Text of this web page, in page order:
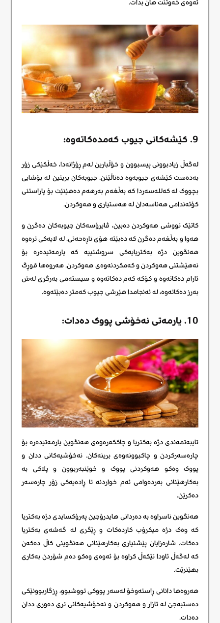
ئەوەی خەوتنت هان بدات.
9. کێشەکانی جیوب کەمدەکاتەوە:
لەگەڵ زیادبوونی پیسبوون و خۆڵبارین لەم ڕۆژانەدا، خەڵکێکی زۆر
بەدەست کێشەی جیوبەوە دەناڵێنن. جیوبەکان بریتین لە بۆشایی
بچووک لە کەللەسەردا کە بەڵغەم بەرهەم دەهێنێت بۆ پاراستنی
کۆئەندامی هەناسەدان لە هەستیاری و هەوکردن.
کاتێک تووشی هەوکردن دەبین، ڤایرۆسەکان جیوبەکان دەگرن و
هەوا و بەڵغەم دەگرن کە دەبێتە هۆی ناڕەحەتی. لە لایەکی ترەوە
هەنگوین دژە بەکتریایەکی سروشتییە کە یارمەتیدەرە بۆ
نەهێشتنی هەوکردن و کەمکردنەوەی هەوکردن. هەروەها قوڕگ
ئارام دەکاتەوە و کۆکە کەم دەکاتەوە و سیستەمی بەرگری لەش
بەرز دەکاتەوە، لە ئەنجامدا هێرشی جیوب کەمتر دەبێتەوە.
10. یارمەتی نەخۆشی پووک دەدات:
تایبەتمەندی دژە بەکتریا و چاککەرەوەی هەنگوین یارمەتیدەرە بۆ
چارەسەرکردن و چاکبوونەوەی برینەکان. نەخۆشیەکانی ددان و
پووک وەکو هەوکردنی پووک و خوێنبەربوون و پلاکی بە
بەکارهێنانی بەردەوامی ئەم خواردنە تا ڕادەیەکی زۆر چارەسەر
دەکرێن.
هەنگوین ناسراوە بە دەردانی هایدرۆجین پەرۆکسایدی دژە بەکتریا
کە وەک دژە میکرۆب کاردەکات و ڕێگری لە گەشەی بەکتریا
دەکات. شارەزایان پێشنیاری بەکارهێنانی هەنگوینی کاڵ دەکەن
کە لەگەڵ ئاودا تێکەڵ کراوە بۆ ئەوەی وەکو دەم شۆردن بەکاری
بهێنرێت.
هەروەها دانانی ڕاستەوخۆ لەسەر پووکی تووشبوو، ڕزگاربوونێکی
دەستبەجێ لە ئازار و هەوکردن و نەخۆشیەکانی تری دەوری ددان
دەدات.